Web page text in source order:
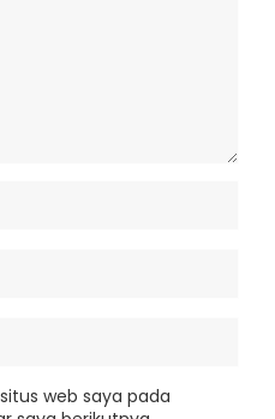
web saya pada